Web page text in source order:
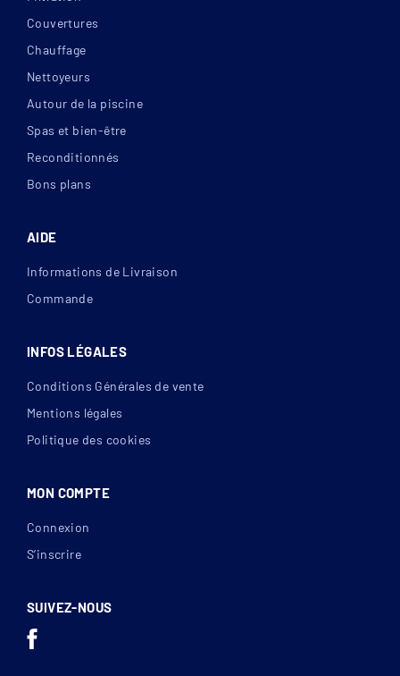
Couvertures
Chauffage
Nettoyeurs
Autour de la piscine
Spas et bien-être
Reconditionnés
Bons plans
AIDE
Informations de Livraison
Commande
INFOS LÉGALES
Conditions Générales de vente
Mentions légales
Politique des cookies
MON COMPTE
Connexion
S’inscrire
SUIVEZ-NOUS